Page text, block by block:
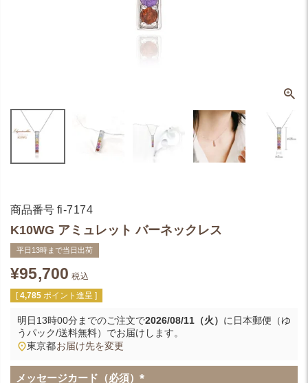
商品番号 fi-7174
K10WG アミュレット バーネックレス
平日13時まで当日出荷
¥95,700 税込
[ 4,785 ポイント進呈 ]
明日13時00分までのご注文で2026/08/11（火） に 日本郵便（ゆ
うパック/送料無料） でお届けします。
東京都お届け先を変更
メッセージカード（必須）